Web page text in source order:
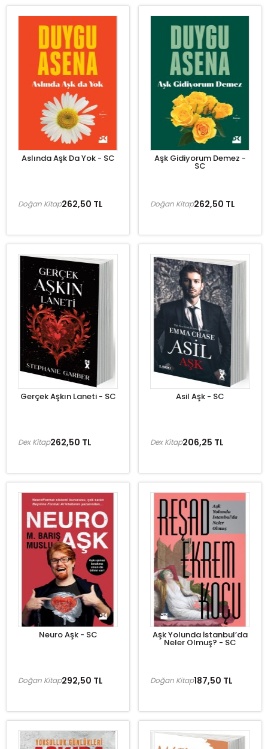
Aslında Aşk Da Yok - SC
262,50 TL
Doğan Kitap
Aşk Gidiyorum Demez -
SC
262,50 TL
Doğan Kitap
Gerçek Aşkın Laneti - SC
262,50 TL
Dex Kitap
Asil Aşk - SC
206,25 TL
Dex Kitap
Neuro Aşk - SC
292,50 TL
Doğan Kitap
Aşk Yolunda İstanbul’da
Neler Olmuş? - SC
187,50 TL
Doğan Kitap